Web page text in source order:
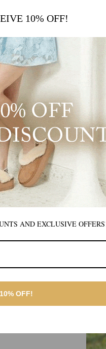
10% OFF!
AND EXCLUSIVE
OFF!